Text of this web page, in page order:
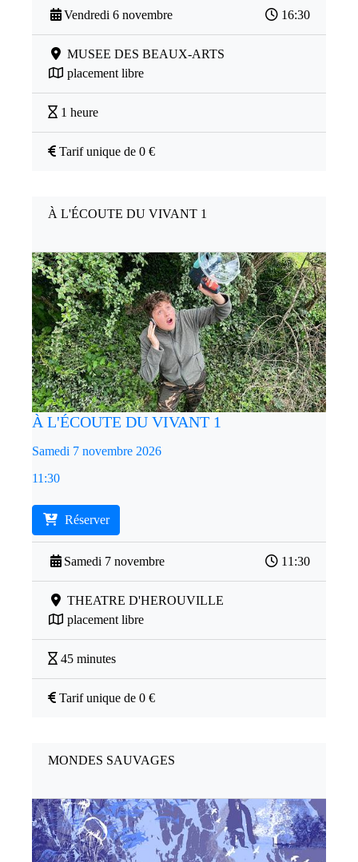
Vendredi 6 novembre 16:30
MUSEE DES BEAUX-ARTS
placement libre
1 heure
Tarif unique de 0 €
À L'ÉCOUTE DU VIVANT 1
À L'ÉCOUTE DU VIVANT 1
Samedi 7 novembre 2026
11:30
Réserver
Samedi 7 novembre 11:30
THEATRE D'HEROUVILLE
placement libre
45 minutes
Tarif unique de 0 €
MONDES SAUVAGES